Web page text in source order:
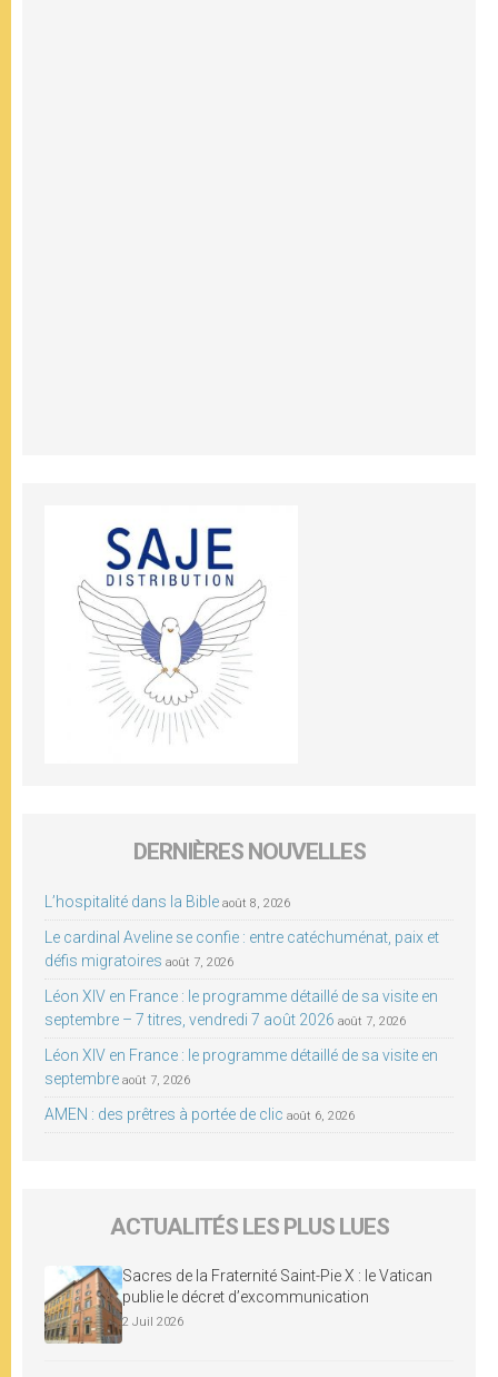
DERNIÈRES NOUVELLES
L’hospitalité dans la Bible août 8, 2026
Le cardinal Aveline se confie : entre catéchuménat, paix et
défis migratoires août 7, 2026
Léon XIV en France : le programme détaillé de sa visite en
septembre – 7 titres, vendredi 7 août 2026 août 7, 2026
Léon XIV en France : le programme détaillé de sa visite en
septembre août 7, 2026
AMEN : des prêtres à portée de clic août 6, 2026
ACTUALITÉS LES PLUS LUES
Sacres de la Fraternité Saint-Pie X : le Vatican
publie le décret d’excommunication
2 Juil 2026